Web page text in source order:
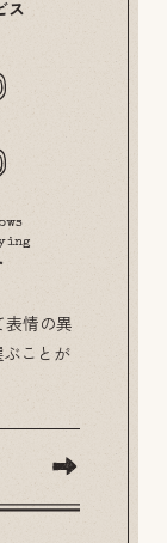
ス
表情の異
ことが